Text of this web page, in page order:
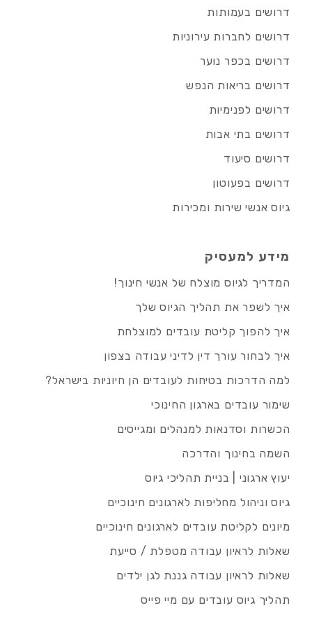
דרושים בעמותות
דרושים לחברות עירוניות
דרושים בכפר נוער
דרושים בריאות הנפש
דרושים לפנימיות
דרושים בתי אבות
דרושים סיעוד
דרושים בפעוטון
גיוס אנשי שירות ומכירות
מידע למעסיק
המדריך לגיוס מוצלח של אנשי חינוך!
איך לשפר את תהליך הגיוס שלך
איך להפוך קליטת עובדים למוצלחת
איך לבחור עורך דין לדיני עבודה בצפון
למה הדרכות בטיחות לעובדים הן חיוניות בישראל?
שימור עובדים בארגון החינוכי
הכשרות וסדנאות למנהלים ומגייסים
השמה בחינוך והדרכה
יעוץ ארגוני | בניית תהליכי גיוס
גיוס וניהול מחליפות לארגונים חינוכיים
מיונים לקליטת עובדים לארגונים חינוכיים
שאלות לראיון עבודה מטפלת / סייעת
שאלות לראיון עבודה גננת לגן ילדים
תהליך גיוס עובדים עם מיי פייס